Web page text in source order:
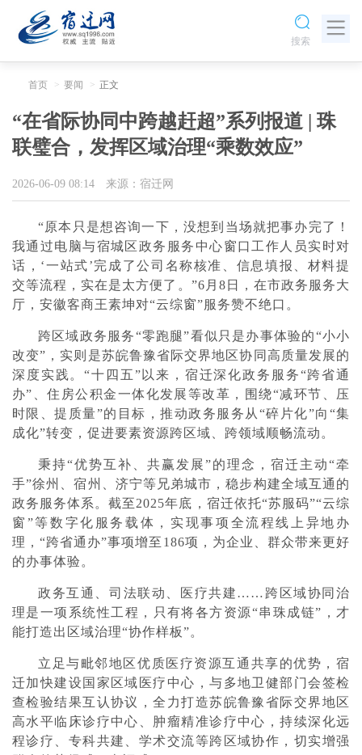
搜索
首页 要闻 正文
“在省际协同中跨越赶超”系列报道 | 珠
联璧合，发挥区域治理“乘数效应”
2026-06-09 08:14 来源：宿迁网
“原本只是想咨询一下，没想到当场就把事办完了！
我通过电脑与宿城区政务服务中心窗口工作人员实时对
话，‘一站式’完成了公司名称核准、信息填报、材料提
交等流程，实在是太方便了。”6月8日，在市政务服务大
厅，安徽客商王素坤对“云综窗”服务赞不绝口。
跨区域政务服务“零跑腿”看似只是办事体验的“小小
改变”，实则是苏皖鲁豫省际交界地区协同高质量发展的
深度实践。“十四五”以来，宿迁深化政务服务“跨省通
办”、住房公积金一体化发展等改革，围绕“减环节、压
时限、提质量”的目标，推动政务服务从“碎片化”向“集
成化”转变，促进要素资源跨区域、跨领域顺畅流动。
秉持“优势互补、共赢发展”的理念，宿迁主动“牵
手”徐州、宿州、济宁等兄弟城市，稳步构建全域互通的
政务服务体系。截至2025年底，宿迁依托“苏服码”“云综
窗”等数字化服务载体，实现事项全流程线上异地办
理，“跨省通办”事项增至186项，为企业、群众带来更好
的办事体验。
政务互通、司法联动、医疗共建……跨区域协同治
理是一项系统性工程，只有将各方资源“串珠成链”，才
能打造出区域治理“协作样板”。
立足与毗邻地区优质医疗资源互通共享的优势，宿
迁加快建设国家区域医疗中心，与多地卫健部门会签检
查检验结果互认协议，全力打造苏皖鲁豫省际交界地区
高水平临床诊疗中心、肿瘤精准诊疗中心，持续深化远
程诊疗、专科共建、学术交流等跨区域协作，切实增强